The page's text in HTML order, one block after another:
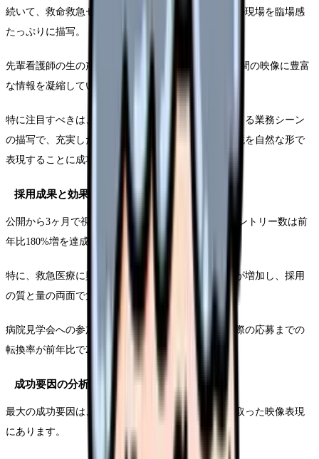
続いて、救命救急センターや手術室など、高度医療の現場を臨場感
たっぷりに描写。
先輩看護師の生の声を効果的に織り交ぜながら、5分間の映像に豊富
な情報を凝縮しています。
特に注目すべきは、若手とベテラン看護師のペアによる業務シーン
の描写で、充実した教育体制と安心感のある職場環境を自然な形で
表現することに成功しています。
採用成果と効果検証
公開から3ヶ月で視聴回数15,000回を突破し、採用エントリー数は前
年比180%増を達成しました。
特に、救急医療に興味を持つ若手看護師からの応募が増加し、採用
の質と量の両面で大きな改善が見られています。
病院見学会への参加者数も増加し、動画視聴から実際の応募までの
転換率が前年比で25%向上しています。
成功要因の分析
最大の成功要因は、臨床現場の実態を魅力的に切り取った映像表現
にあります。